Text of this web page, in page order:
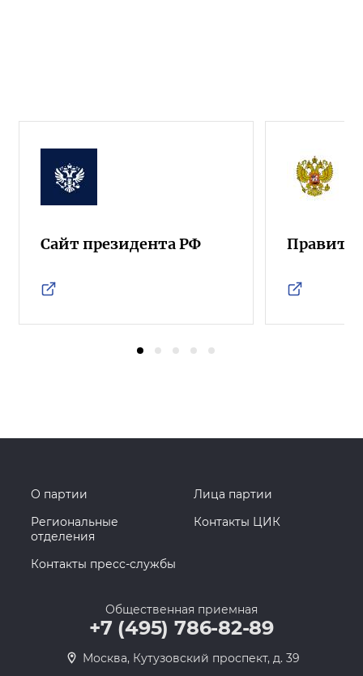
Сайт президента РФ
О партии
Лица партии
Региональные
отделения
Контакты ЦИК
Контакты пресс-службы
Общественная приемная
+7 (495) 786-82-89
Москва, Кутузовский проспект, д. 39